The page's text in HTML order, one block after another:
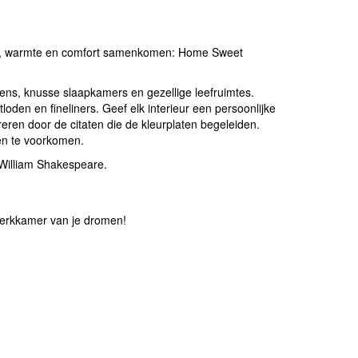
en comfort samenkomen: Home Sweet
knusse slaapkamers en gezellige leefruimtes.
en fineliners. Geef elk interieur een persoonlijke
door de citaten die de kleurplaten begeleiden.
te voorkomen.
Shakespeare.
van je dromen!